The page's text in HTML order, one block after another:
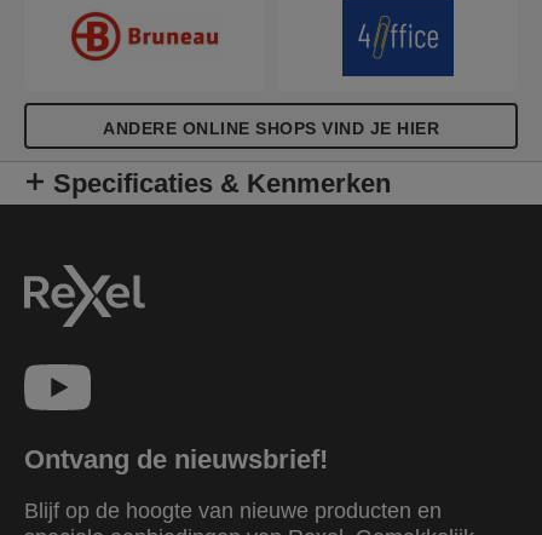
ANDERE ONLINE SHOPS VIND JE HIER
Specificaties & Kenmerken
Ontvang de nieuwsbrief!
Blijf op de hoogte van nieuwe producten en